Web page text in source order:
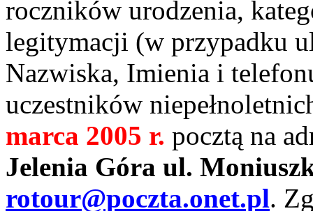
roczników urodzenia,
legitymacji (w przypadku
Nazwiska, Imienia i
uczestników
marca 2005 r. pocztą na
Jelenia Góra ul.
rotour@poczta.onet.pl.